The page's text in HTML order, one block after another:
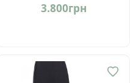
3.800грн